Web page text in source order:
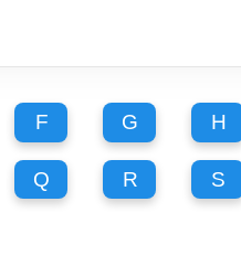
F G H
Q R S